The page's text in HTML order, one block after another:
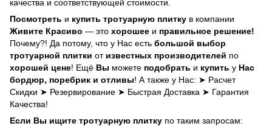
качества и соответствующей стоимости.
Посмотреть и купить тротуарную плитку в компании
Живите Красиво — это хорошее и правильное решение!
Почему?! Да потому, что у Нас есть большой выбор
тротуарной плитки от известных производителей по
хорошей цене! Ещё Вы можете подобрать и купить у Нас
бордюр, поребрик и отливы! А также у Нас: ➤ Расчет
Скидки ➤ Резервирование ➤ Быстрая Доставка ➤ Гарантия
Качества!
Если Вы ищите тротуарную плитку по таким запросам: